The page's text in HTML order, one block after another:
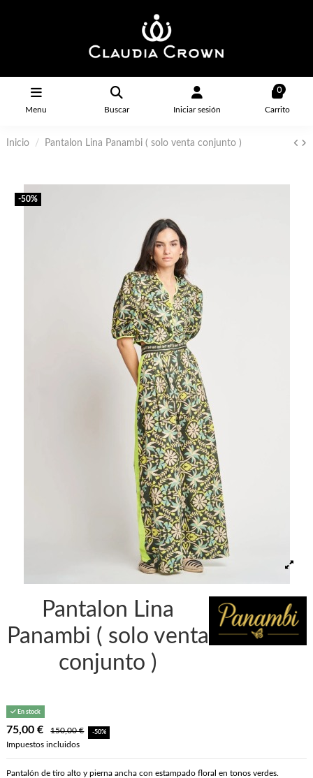
Menu Buscar Iniciar sesión
0
Carrito
Inicio Pantalon Lina Panambi ( solo venta conjunto )
-50%
Pantalon Lina
Panambi ( solo venta
conjunto )
En stock
75,00 € 150,00 € -50%
Impuestos incluidos
Pantalón de tiro alto y pierna ancha con estampado floral en tonos verdes.